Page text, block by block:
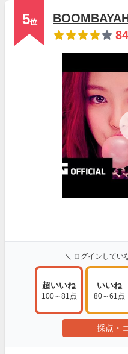
5位
＼ ログインしてい
超いいね
100～81点
いいね
80～61点
採点・